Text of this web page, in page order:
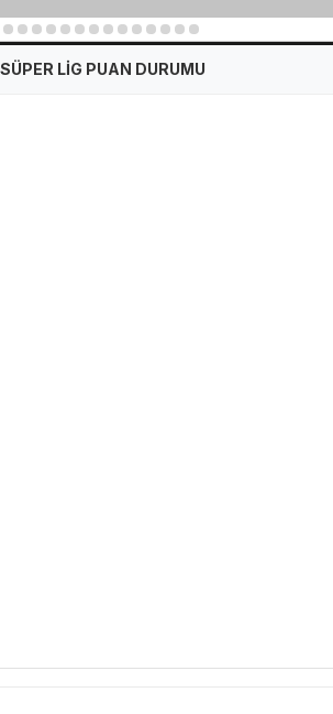
2 3 4 5 6 7 8 9 10 11 12 13 14 15
LİG PUAN DURUMU